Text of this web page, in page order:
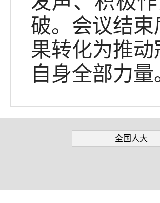
破。会议结
果转化为推
自身全部力量
全国人大